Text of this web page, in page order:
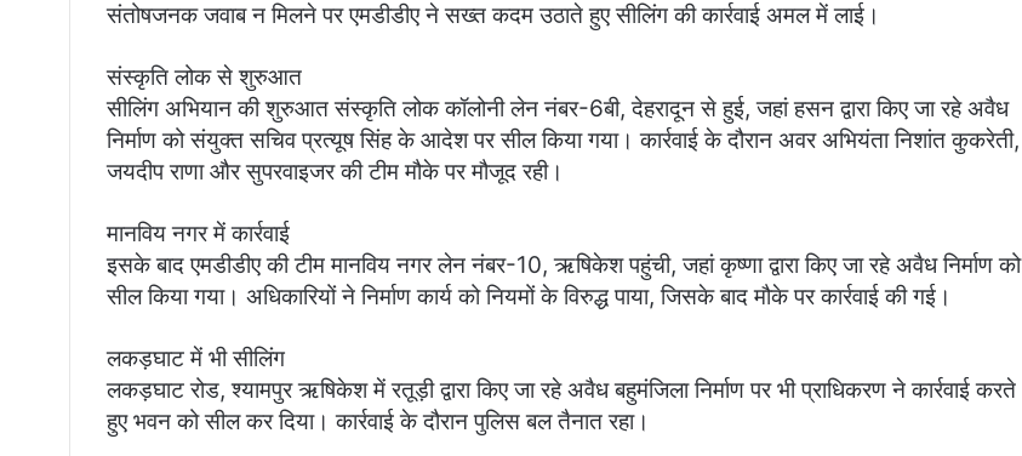
संतोषजनक जवाब न मिलने पर एमडीडीए ने सख्त कदम उठाते हुए सीलिंग की कार्रवाई अमल में लाई।
संस्कृति लोक से शुरुआत
सीलिंग अभियान की शुरुआत संस्कृति लोक कॉलोनी लेन नंबर-6बी, देहरादून से हुई, जहां हसन द्वारा किए जा रहे अवैध
निर्माण को संयुक्त सचिव प्रत्यूष सिंह के आदेश पर सील किया गया। कार्रवाई के दौरान अवर अभियंता निशांत कुकरेती,
जयदीप राणा और सुपरवाइजर की टीम मौके पर मौजूद रही।
मानविय नगर में कार्रवाई
इसके बाद एमडीडीए की टीम मानविय नगर लेन नंबर-10, ऋषिकेश पहुंची, जहां कृष्णा द्वारा किए जा रहे अवैध निर्माण को
सील किया गया। अधिकारियों ने निर्माण कार्य को नियमों के विरुद्ध पाया, जिसके बाद मौके पर कार्रवाई की गई।
लकड़घाट में भी सीलिंग
लकड़घाट रोड, श्यामपुर ऋषिकेश में रतूड़ी द्वारा किए जा रहे अवैध बहुमंजिला निर्माण पर भी प्राधिकरण ने कार्रवाई करते
हुए भवन को सील कर दिया। कार्रवाई के दौरान पुलिस बल तैनात रहा।